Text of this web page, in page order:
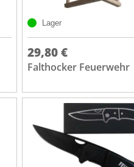
Lager
29,80 €
Falthocker Feuerwehr